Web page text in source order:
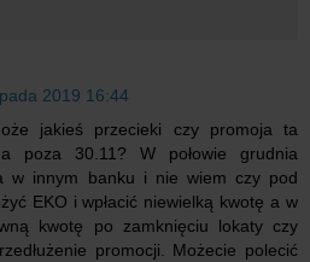
2019 16:44
jakieś przecieki czy promoja ta
poza 30.11? W połowie grudnia
w innym banku i nie wiem czy pod
EKO i wpłacić niewielką kwotę a w
kwotę po zamknięciu lokaty czy
promocji. Możecie polecić